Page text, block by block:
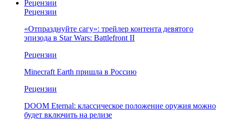
Рецензии
Рецензии
«Отпразднуйте сагу»: трейлер контента девятого
эпизода в Star Wars: Battlefront II
Рецензии
Minecraft Earth пришла в Россию
Рецензии
DOOM Eternal: классическое положение оружия можно
будет включить на релизе